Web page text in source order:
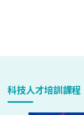
科技人才培訓課程